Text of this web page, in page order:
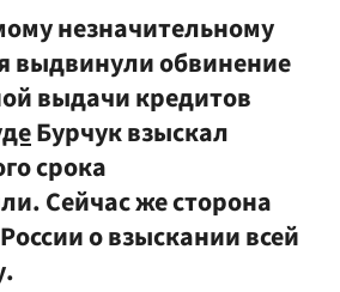
незначительному
выдвинули обвинение
выдачи кредитов
Бурчук взыскал
срока
Сейчас же сторона
о взыскании всей